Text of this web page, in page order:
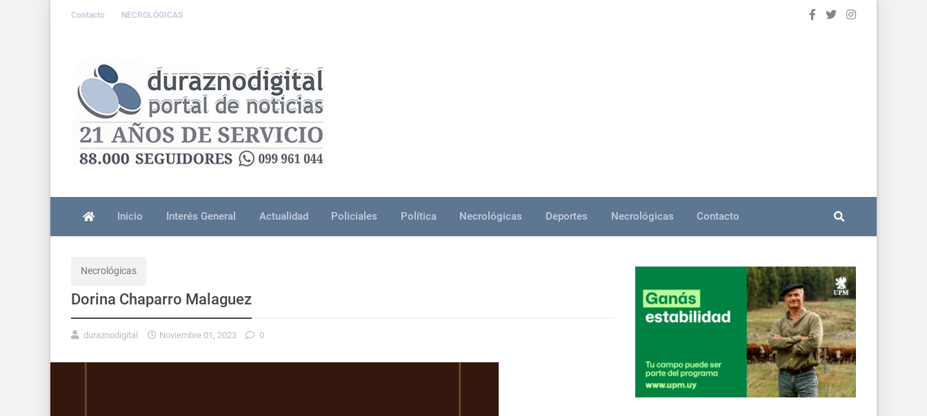
Contacto NECROLÓGICAS
Inicio Interés General Actualidad Policiales Política Necrológicas Deportes Necrológicas Contacto
Necrológicas
Dorina Chaparro Malaguez
duraznodigital Noviembre 01, 2023 0